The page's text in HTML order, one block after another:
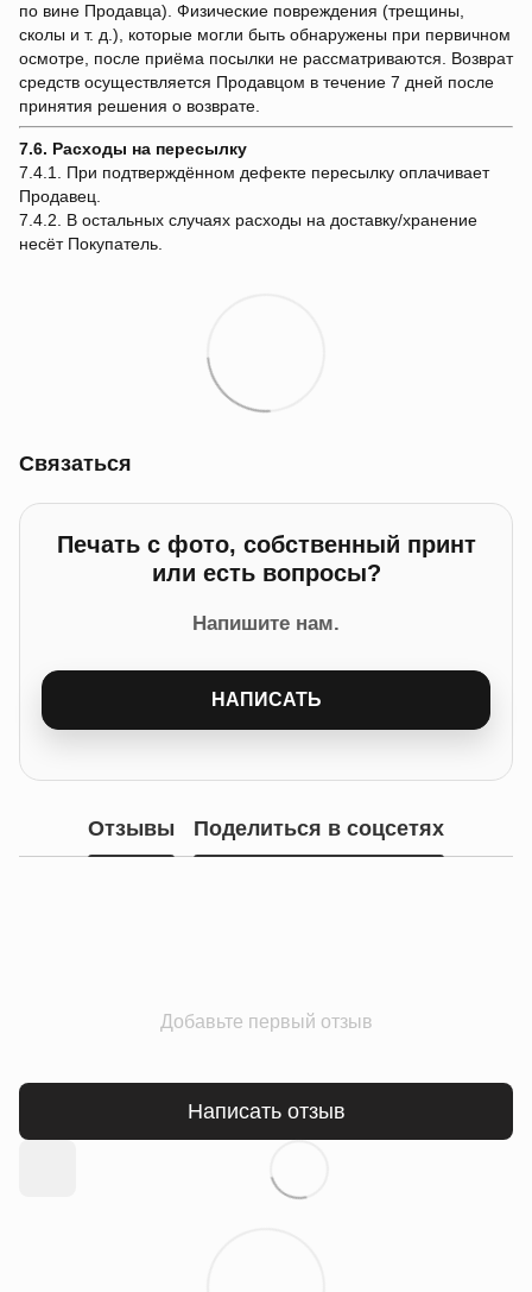
по вине Продавца). Физические повреждения (трещины,
сколы и т. д.), которые могли быть обнаружены при первичном
осмотре, после приёма посылки не рассматриваются. Возврат
средств осуществляется Продавцом в течение 7 дней после
принятия решения о возврате.
7.6. Расходы на пересылку
7.4.1. При подтверждённом дефекте пересылку оплачивает
Продавец.
7.4.2. В остальных случаях расходы на доставку/хранение
несёт Покупатель.
Связаться
Печать с фото, собственный принт
или есть вопросы?
Напишите нам.
НАПИСАТЬ
Отзывы Поделиться в соцсетях
Добавьте первый отзыв
Написать отзыв